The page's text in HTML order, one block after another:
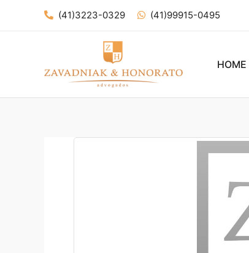
(41)3223-0329 (41)99915-0495
HOME